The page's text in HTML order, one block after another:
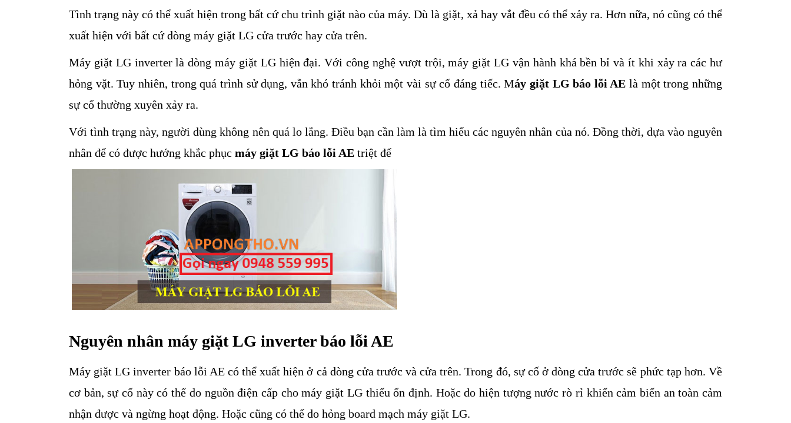
Tình trạng này có thể xuất hiện trong bất cứ chu trình giặt nào của máy. Dù là giặt, xả hay vắt đều có thể xảy ra. Hơn nữa, nó cũng có thể
xuất hiện với bất cứ dòng máy giặt LG cửa trước hay cửa trên.
Máy giặt LG inverter là dòng máy giặt LG hiện đại. Với công nghệ vượt trội, máy giặt LG vận hành khá bền bỉ và ít khi xảy ra các hư
hỏng vặt. Tuy nhiên, trong quá trình sử dụng, vẫn khó tránh khỏi một vài sự cố đáng tiếc. Máy giặt LG báo lỗi AE là một trong những
sự cố thường xuyên xảy ra.
Với tình trạng này, người dùng không nên quá lo lắng. Điều bạn cần làm là tìm hiểu các nguyên nhân của nó. Đồng thời, dựa vào nguyên
nhân để có được hướng khắc phục máy giặt LG báo lỗi AE triệt để
Nguyên nhân máy giặt LG inverter báo lỗi AE
Máy giặt LG inverter báo lỗi AE có thể xuất hiện ở cả dòng cửa trước và cửa trên. Trong đó, sự cố ở dòng cửa trước sẽ phức tạp hơn. Về
cơ bản, sự cố này có thể do nguồn điện cấp cho máy giặt LG thiếu ổn định. Hoặc do hiện tượng nước rò rỉ khiến cảm biến an toàn cảm
nhận được và ngừng hoạt động. Hoặc cũng có thể do hỏng board mạch máy giặt LG.